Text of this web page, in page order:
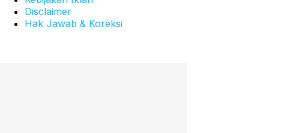
Disclaimer
Hak Jawab & Koreksi